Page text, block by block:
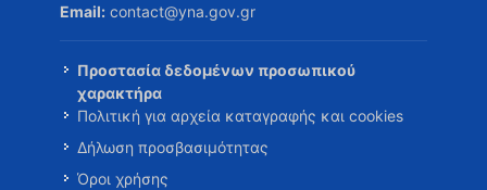
Email: contact@yna.gov.gr
Προστασία δεδομένων προσωπικού
χαρακτήρα
Πολιτική για αρχεία καταγραφής και cookies
Δήλωση προσβασιμότητας
Όροι χρήσης